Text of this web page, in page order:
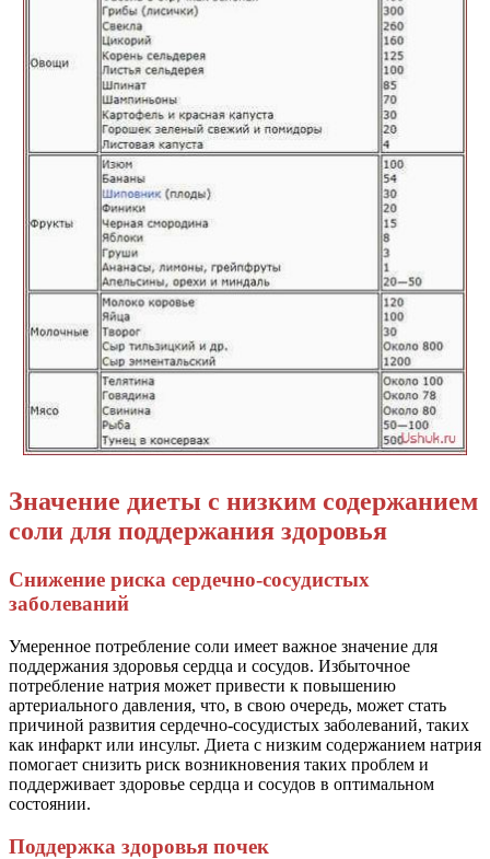
Значение диеты с низким содержанием
соли для поддержания здоровья
Снижение риска сердечно-сосудистых
заболеваний
Умеренное потребление соли имеет важное значение для
поддержания здоровья сердца и сосудов. Избыточное
потребление натрия может привести к повышению
артериального давления, что, в свою очередь, может стать
причиной развития сердечно-сосудистых заболеваний, таких
как инфаркт или инсульт. Диета с низким содержанием натрия
помогает снизить риск возникновения таких проблем и
поддерживает здоровье сердца и сосудов в оптимальном
состоянии.
Поддержка здоровья почек